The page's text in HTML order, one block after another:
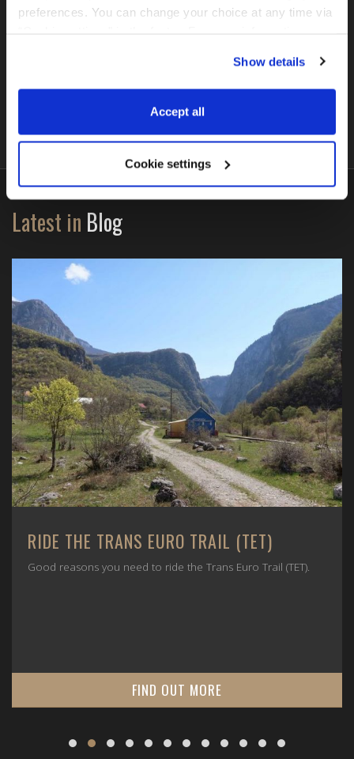
preferences. You can change your choice at any time via
Show details
Accept all
Cookie settings
Latest in Blog
RIDE THE TRANS EURO TRAIL (TET)
Good reasons you need to ride the Trans Euro Trail (TET).
FIND OUT MORE